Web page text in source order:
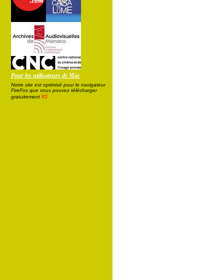
Pour les utilisateurs de Mac
Notre site est optimisé pour le navigateur
FireFox que vous pouvez télécharger
gratuitement ici